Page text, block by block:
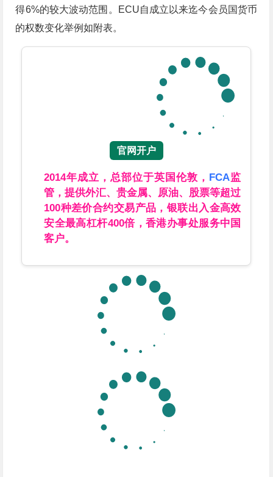
得6%的较大波动范围。ECU自成立以来迄今会员国货币
的权数变化举例如附表。
官网开户
2014年成立，总部位于英国伦敦， FCA监
管，提供外汇、贵金属、原油、股票等超过
100种差价合约交易产品，银联出入金高效
安全最高杠杆400倍，香港办事处服务中国
客户。